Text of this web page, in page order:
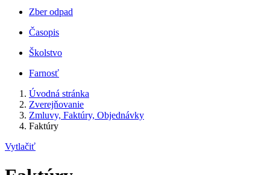
Zber odpad
Časopis
Školstvo
Farnosť
Úvodná stránka
Zverejňovanie
Zmluvy, Faktúry, Objednávky
Faktúry
Vytlačiť